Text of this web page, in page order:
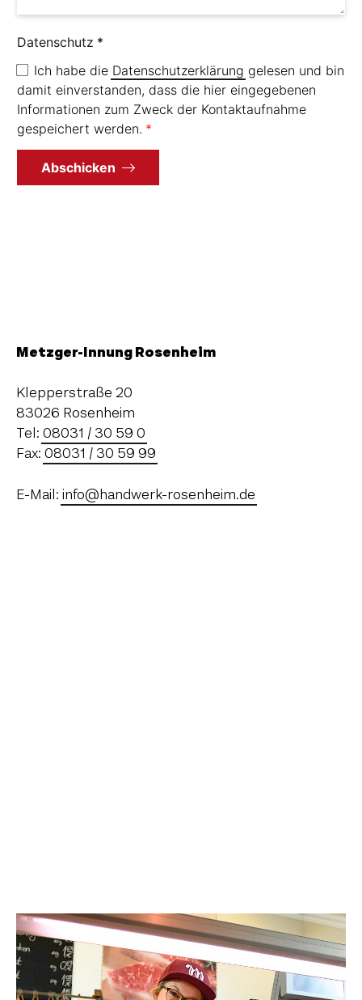
Datenschutz
Ich habe die Datenschutzerklärung gelesen und bin
damit einverstanden, dass die hier eingegebenen
Informationen zum Zweck der Kontaktaufnahme
gespeichert werden.
Abschicken
Metzger-Innung Rosenheim
Klepperstraße 20
83026 Rosenheim
Tel: 08031 / 30 59 0
Fax: 08031 / 30 59 99
E-Mail: info@handwerk-rosenheim.de